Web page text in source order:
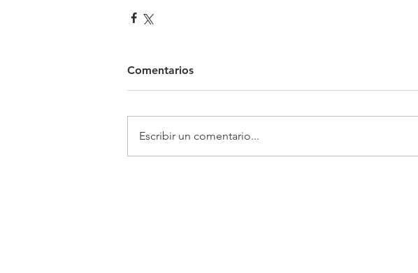
Comentarios
Escribir un comentario...